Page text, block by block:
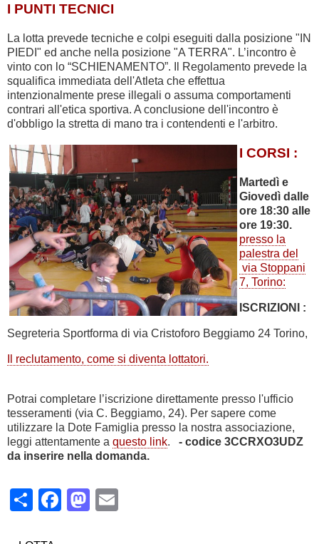
I PUNTI TECNICI
La lotta prevede tecniche e colpi eseguiti dalla posizione "IN
PIEDI" ed anche nella posizione "A TERRA". L’incontro è
vinto con lo “SCHIENAMENTO”. Il Regolamento prevede la
squalifica immediata dell'Atleta che effettua
intenzionalmente prese illegali o assuma comportamenti
contrari all'etica sportiva. A conclusione dell'incontro è
d'obbligo la stretta di mano tra i contendenti e l'arbitro.
I CORSI :
Martedì e
Giovedì dalle
ore 18:30 alle
ore 19:30.
presso la
palestra del
via Stoppani
7, Torino:
ISCRIZIONI :
Segreteria Sportforma di via Cristoforo Beggiamo 24 Torino,
Il reclutamento, come si diventa lottatori.
Potrai completare l’iscrizione direttamente presso l'ufficio
tesseramenti (via C. Beggiamo, 24). Per sapere come
utilizzare la Dote Famiglia presso la nostra associazione,
leggi attentamente a questo link. - codice 3CCRXO3UDZ
da inserire nella domanda.
ShareFacebook
Mastodon